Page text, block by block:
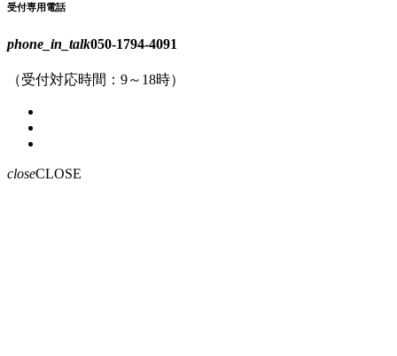
受付専用電話
phone_in_talk050-1794-4091
（受付対応時間：9～18時）
closeCLOSE